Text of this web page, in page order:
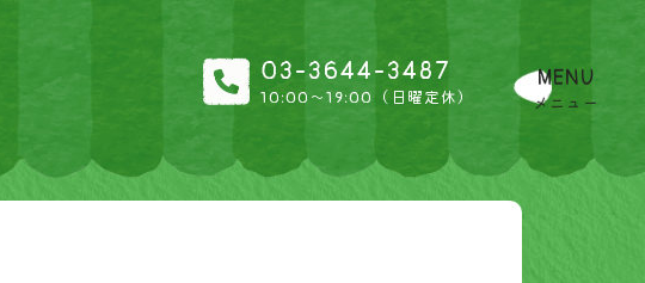
03-3644-3487
10:00〜19:00（日曜定休）
MENU
メニュー